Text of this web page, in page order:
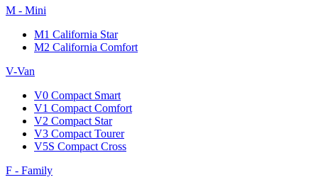
M - Mini
M1 California Star
M2 California Comfort
V-Van
V0 Compact Smart
V1 Compact Comfort
V2 Compact Star
V3 Compact Tourer
V5S Compact Cross
F - Family